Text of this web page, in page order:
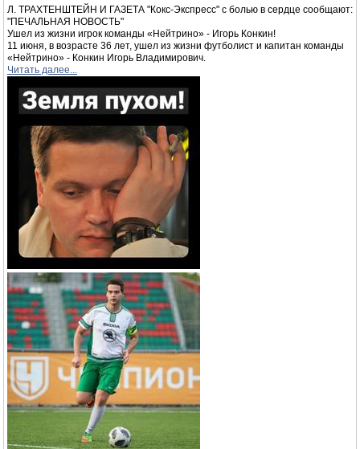
Л. ТРАХТЕНШТЕЙН И ГАЗЕТА "Кокс-Экспресс" с болью в сердце сообщают:
"ПЕЧАЛЬНАЯ НОВОСТЬ"
Ушел из жизни игрок команды «Нейтрино» - Игорь Конкин!
11 июня, в возрасте 36 лет, ушел из жизни футболист и капитан команды
«Нейтрино» - Конкин Игорь Владимирович.
Читать далее...